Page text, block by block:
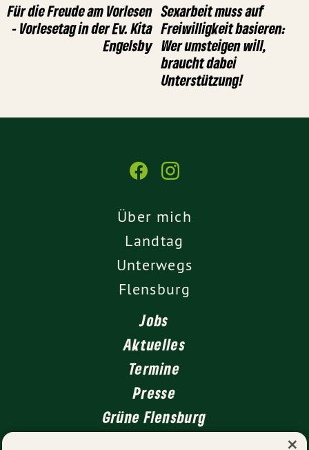
Für die Freude am Vorlesen
- Vorlesetag in der Ev. Kita
Engelsby
Sexarbeit muss auf
Freiwilligkeit basieren:
Wer umsteigen will,
braucht dabei
Unterstützung!
Über mich
Landtag
Unterwegs
Flensburg
Jobs
Aktuelles
Termine
Presse
Grüne Flensburg